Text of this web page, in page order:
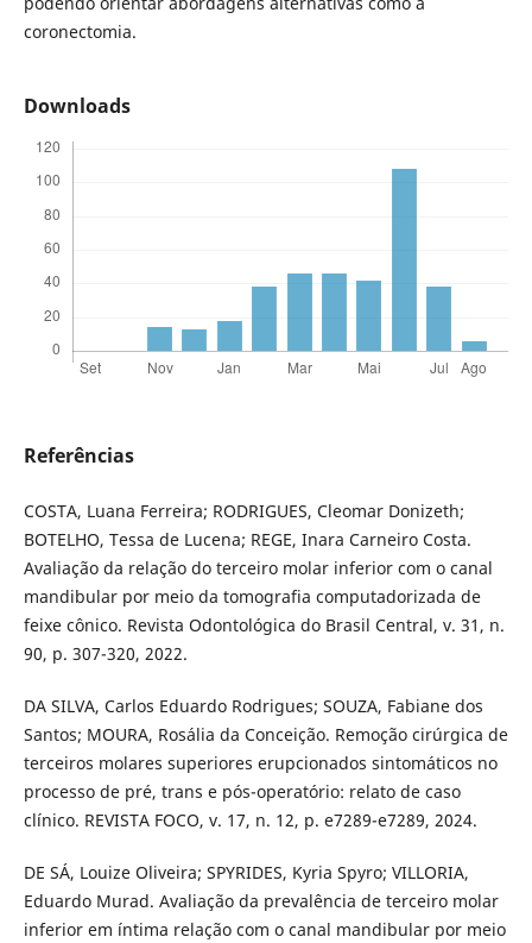
coronectomia.
Downloads
Referências
COSTA, Luana Ferreira; RODRIGUES, Cleomar Donizeth;
BOTELHO, Tessa de Lucena; REGE, Inara Carneiro Costa.
Avaliação da relação do terceiro molar inferior com o canal
mandibular por meio da tomografia computadorizada de
feixe cônico. Revista Odontológica do Brasil Central, v. 31, n.
90, p. 307-320, 2022.
DA SILVA, Carlos Eduardo Rodrigues; SOUZA, Fabiane dos
Santos; MOURA, Rosália da Conceição. Remoção cirúrgica de
terceiros molares superiores erupcionados sintomáticos no
processo de pré, trans e pós-operatório: relato de caso
clínico. REVISTA FOCO, v. 17, n. 12, p. e7289-e7289, 2024.
DE SÁ, Louize Oliveira; SPYRIDES, Kyria Spyro; VILLORIA,
Eduardo Murad. Avaliação da prevalência de terceiro molar
inferior em íntima relação com o canal mandibular por meio